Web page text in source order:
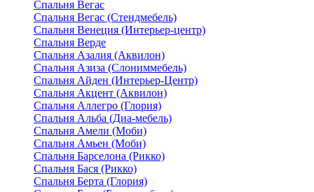
Спальня Вегас
Спальня Вегас (Стендмебель)
Спальня Венеция (Интерьер-центр)
Спальня Верде
Спальня Азалия (Аквилон)
Спальня Азиза (Слониммебель)
Спальня Айден (Интерьер-Центр)
Спальня Акцент (Аквилон)
Спальня Аллегро (Глория)
Спальня Альба (Диа-мебель)
Спальня Амели (Моби)
Спальня Амьен (Моби)
Спальня Барселона (Рикко)
Спальня Бася (Рикко)
Спальня Берта (Глория)